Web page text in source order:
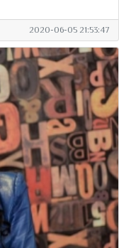
2020-06-05 21:53:47